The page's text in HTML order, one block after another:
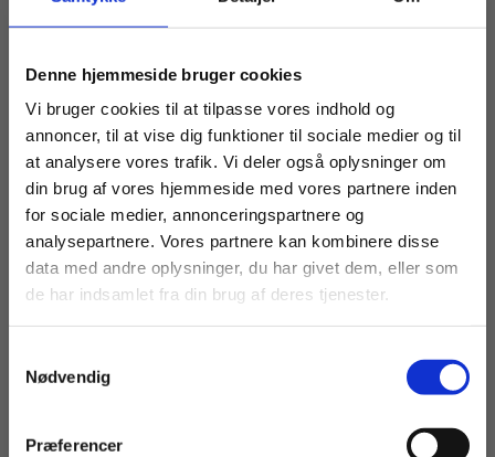
Denne hjemmeside bruger cookies
Vi bruger cookies til at tilpasse vores indhold og
annoncer, til at vise dig funktioner til sociale medier og til
at analysere vores trafik. Vi deler også oplysninger om
din brug af vores hjemmeside med vores partnere inden
for sociale medier, annonceringspartnere og
analysepartnere. Vores partnere kan kombinere disse
data med andre oplysninger, du har givet dem, eller som
de har indsamlet fra din brug af deres tjenester.
Nødvendig
Præferencer
ARTIKEL
Eleverne får lov at være kreative – ja
nærmest kunstneriske
EUX HF
Køb læremidler og find masterclasses mm.
Fortsæt som:
For privatkunder og
studerende. Du får
vist priser inkl.
For institutioner og
virksomheder. Du
får vist priser ekskl.